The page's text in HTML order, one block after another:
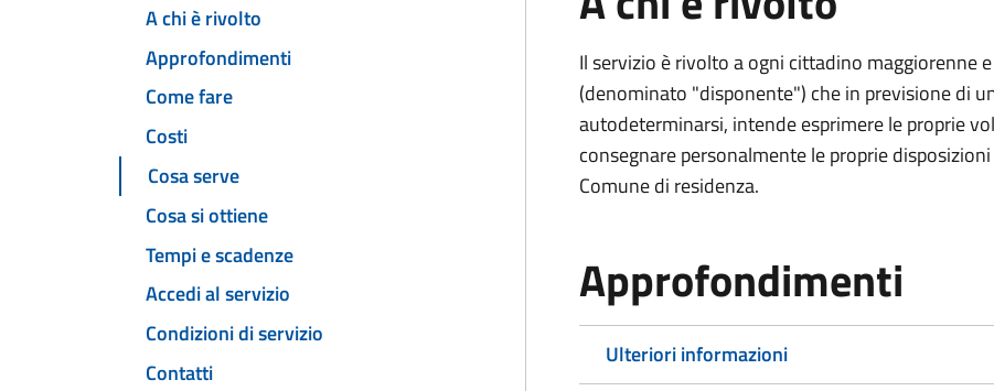
A chi è rivolto
Approfondimenti
Come fare
Costi
Cosa serve
Cosa si ottiene
Tempi e scadenze
Accedi al servizio
Condizioni di servizio
Contatti
Il servizio è rivolto a ogni cittadino maggiorenne
(denominato "disponente") che in previsione di
autodeterminarsi, intende esprimere le proprie
consegnare personalmente le proprie
Comune di residenza.
Approfondimenti
Ulteriori informazioni